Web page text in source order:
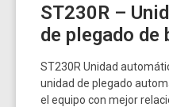
ST230R –
de plegado
ST230R Unidad
unidad de plegado
el equipo con mejor